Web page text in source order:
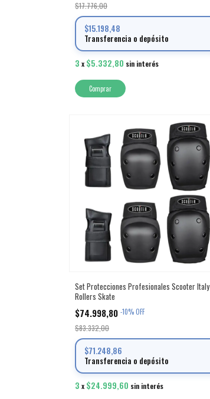
$17.776,00
$15.198,48
Transferencia o depósito
3 x $5.332,80 sin interés
Set Protecciones Profesionales Scooter Italy
Rollers Skate
$74.998,80 -10%OFF
$83.332,00
$71.248,86
Transferencia o depósito
3 x $24.999,60 sin interés